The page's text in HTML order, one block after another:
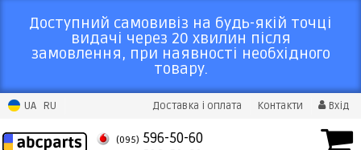
Доступний самовивіз на будь-якій точці
видачі через 20 хвилин після
замовлення, при наявності необхідного
товару.
UA RU Доставка і оплата Контакти Вхід
(095) 596-50-60